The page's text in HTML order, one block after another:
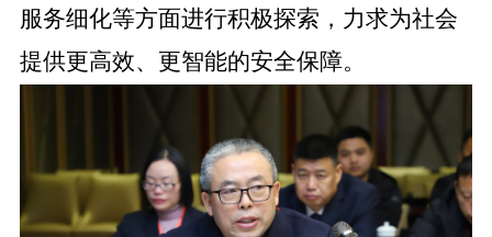
服务细化等方面进行积极探索，力求为社会
提供更高效、更智能的安全保障。